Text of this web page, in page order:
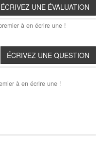
à en écrire une !
à en écrire une !